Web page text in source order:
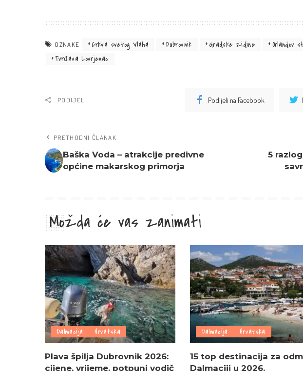
OZNAKE Crkva svetog Vlaha Dubrovnik Gradske zidine Orlandov
Tvrđava Lovrjenac
PODIJELI Podijeli na Facebook
PRETHODNI ČLANAK
Baška Voda – atrakcije predivne
općine makarskog primorja
5
Možda će vas zanimati
Dalmacija Hrvatska
Plava špilja Dubrovnik 2026:
cijene, vrijeme, potpuni vodič
Dalmacija Hrvatska
15 top destinacija za
Dalmaciji u 2026.